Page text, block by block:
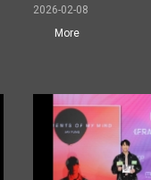
2026-02-08
More